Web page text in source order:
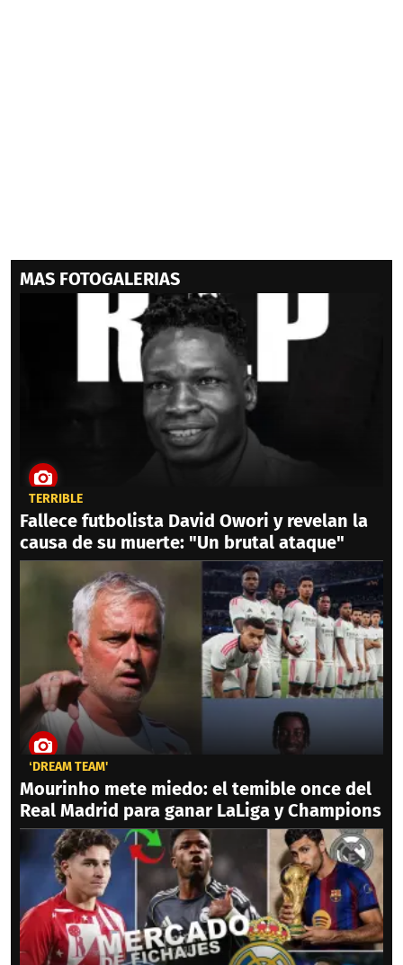
MAS FOTOGALERIAS
TERRIBLE
Fallece futbolista David Owori y revelan la
causa de su muerte: "Un brutal ataque"
‘DREAM TEAM'
Mourinho mete miedo: el temible once del
Real Madrid para ganar LaLiga y Champions